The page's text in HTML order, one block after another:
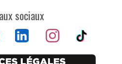
sociaux